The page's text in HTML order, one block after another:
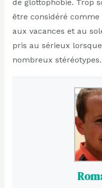
de glottophobie. Trop
être considéré comme
aux vacances et au
pris au sérieux
nombreux stéréotypes.